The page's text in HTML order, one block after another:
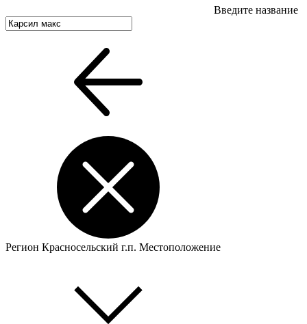
Введите название
Регион Красносельский г.п. Местоположение